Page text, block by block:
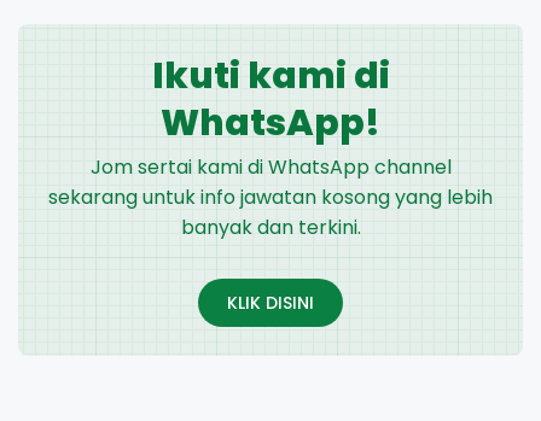
Ikuti kami di
WhatsApp!
Jom sertai kami di WhatsApp channel
sekarang untuk info jawatan kosong yang lebih
banyak dan terkini.
KLIK DISINI